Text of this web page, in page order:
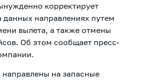
корректирует
данных направлениях путем
вылета, а также отмены
Об этом сообщает пресс-
направлены на запасные